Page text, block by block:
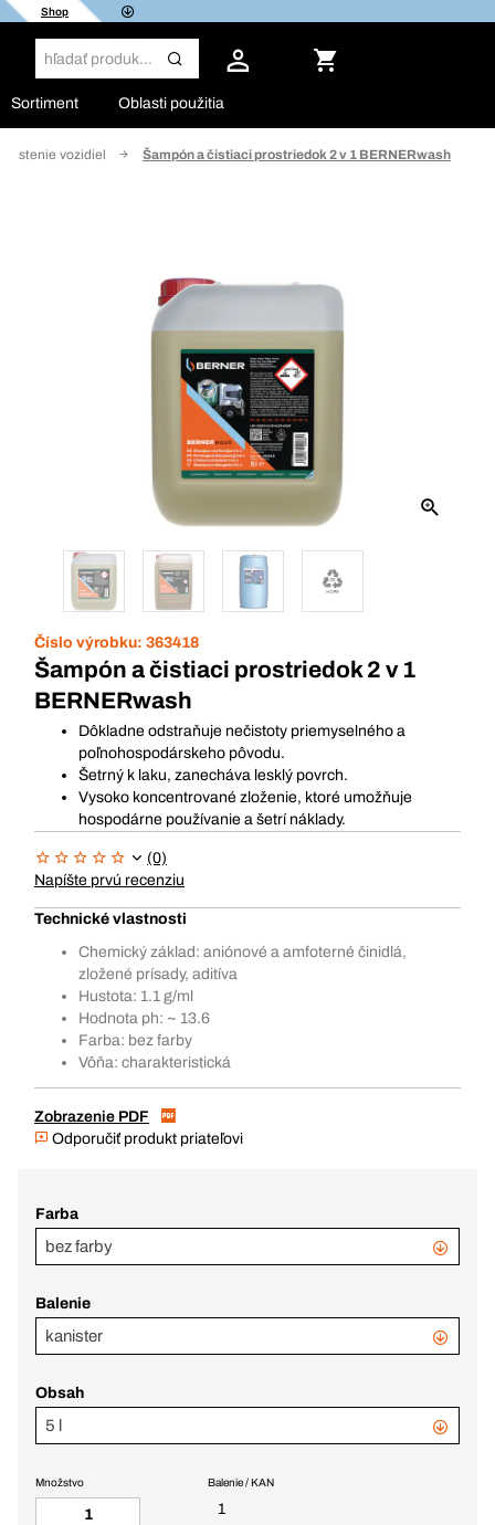
Shop
Sortiment Oblasti použitia
Čistenie vozidiel Šampón a čistiaci prostriedok 2 v 1 BERNERwash
Číslo výrobku: 363418
Šampón a čistiaci prostriedok 2 v 1
BERNERwash
Dôkladne odstraňuje nečistoty priemyselného a
poľnohospodárskeho pôvodu.
Šetrný k laku, zanecháva lesklý povrch.
Vysoko koncentrované zloženie, ktoré umožňuje
hospodárne používanie a šetrí náklady.
(0)
Napíšte prvú recenziu
Technické vlastnosti
Chemický základ: aniónové a amfoterné činidlá,
zložené prísady, aditíva
Hustota: 1.1 g/ml
Hodnota ph: ~ 13.6
Farba: bez farby
Vôňa: charakteristická
Zobrazenie PDF
Odporučiť produkt priateľovi
Farba
bez farby
Balenie
kanister
Obsah
5 l
Balenie / KAN
1
Množstvo